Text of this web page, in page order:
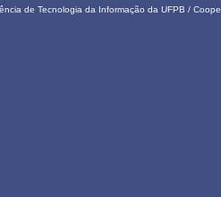
de Tecnologia da Informação da UFPB /